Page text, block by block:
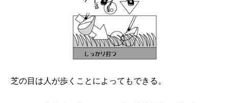
芝の目は人が歩くことによってもできる。